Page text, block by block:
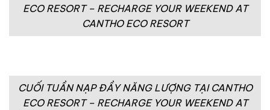
ECO RESORT – RECHARGE YOUR WEEKEND AT
CANTHO ECO RESORT
CUỐI TUẦN NẠP ĐẦY NĂNG LƯỢNG TẠI CANTHO
ECO RESORT – RECHARGE YOUR WEEKEND AT